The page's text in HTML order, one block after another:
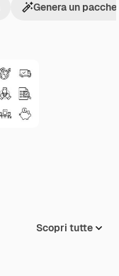
Genera un
Scopri tutte